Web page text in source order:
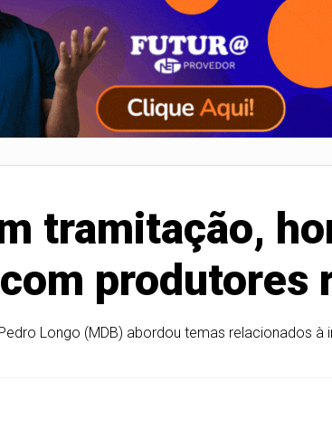
tramitação,
produtores
Longo (MDB) abordou temas relacionados à